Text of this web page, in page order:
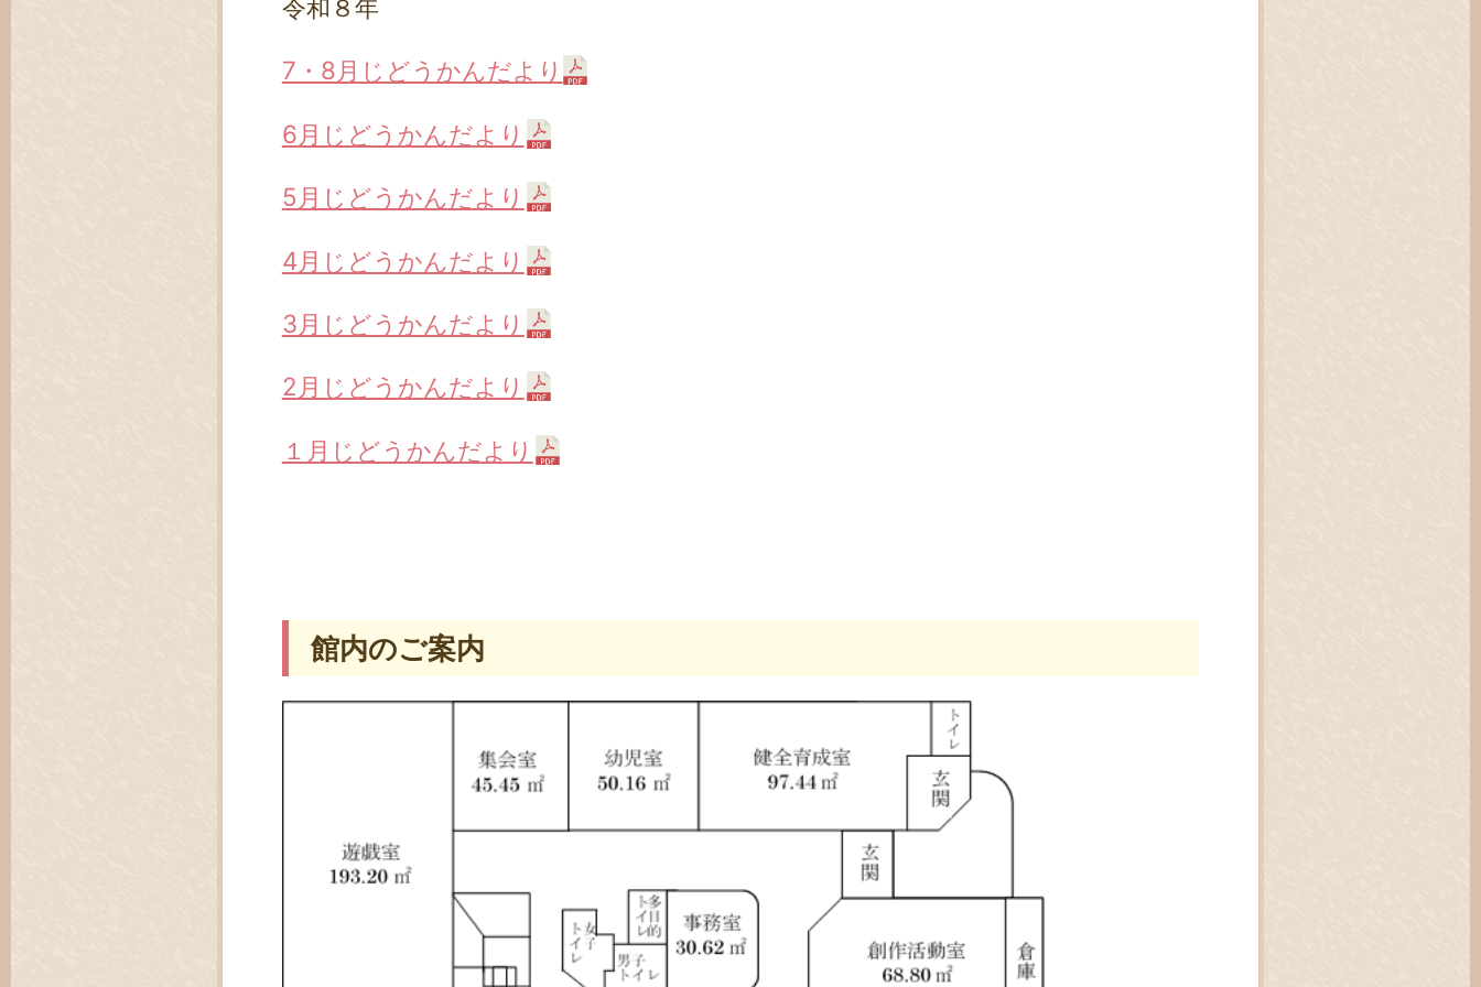
令和８年
7・8月じどうかんだより
6月じどうかんだより
5月じどうかんだより
4月じどうかんだより
3月じどうかんだより
2月じどうかんだより
１月じどうかんだより
館内のご案内